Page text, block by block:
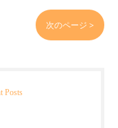
次のページ >
Posts